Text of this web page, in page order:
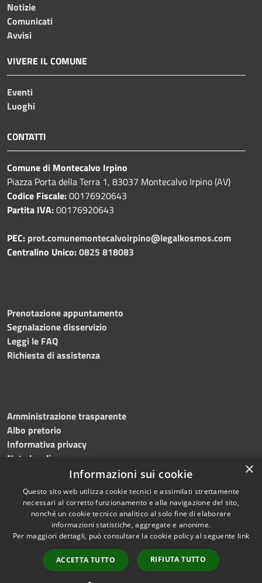
Notizie
Comunicati
Avvisi
VIVERE IL COMUNE
Eventi
Luoghi
CONTATTI
Comune di Montecalvo Irpino
Piazza Porta della Terra 1, 83037 Montecalvo Irpino (AV)
Codice Fiscale:00176920643
Partita IVA:00176920643
PEC: prot.comunemontecalvoirpino@legalkosmos.com
Centralino Unico:0825 818083
Prenotazione appuntamento
Segnalazione disservizio
Leggi le FAQ
Richiesta di assistenza
Amministrazione trasparente
Albo pretorio
Informativa privacy
Note legali
Dichiarazione di accessibilità
Accessibilità
Copyright © 2024 •
Comune di Montecalvo
Irpino • Powered by
Municipium•Redazione
×
Informazioni sui cookie
Questo sito web utilizza cookie tecnici e assimilati strettamente
necessari al corretto funzionamento e alla navigazione del sito,
nonché un cookie tecnico analitico al solo fine di elaborare
informazioni statistiche, aggregate e anonime.
Per maggiori dettagli, può consultare la cookie policy al seguente link
ACCETTA TUTTO RIFIUTA TUTTO